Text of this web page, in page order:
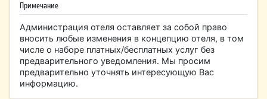
Примечание
Администрация отеля оставляет за собой право
вносить любые изменения в концепцию отеля, в том
числе о наборе платных/бесплатных услуг без
предварительного уведомления. Мы просим
предварительно уточнять интересующую Вас
информацию.